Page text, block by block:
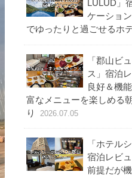
LULUD」
ケーショ
でゆったりと過ごせるホ
「郡山ビ
ス」宿泊
良好＆機
富なメニューを楽しめる
り
2026.07.05
「ホテル
宿泊レビ
前提だが